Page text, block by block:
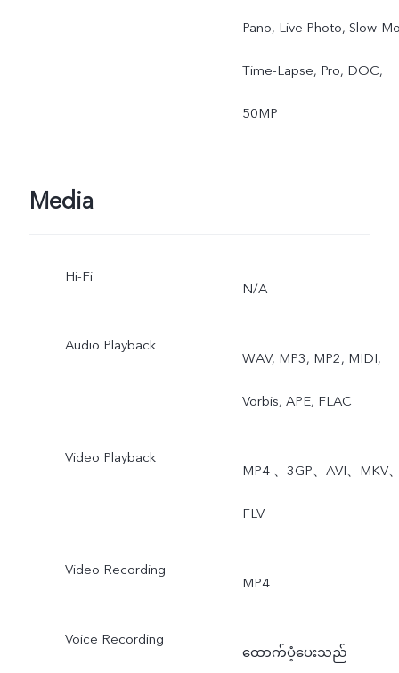
Pano, Live Photo, Slow-
Time-Lapse, Pro, DOC,
50MP
Media
Hi-Fi
N/A
Audio Playback
WAV, MP3, MP2, MIDI,
Vorbis, APE, FLAC
Video Playback
MP4 、3GP、AVI、MKV
FLV
Video Recording
MP4
Voice Recording
ထောက်ပံ့ပေးသည်